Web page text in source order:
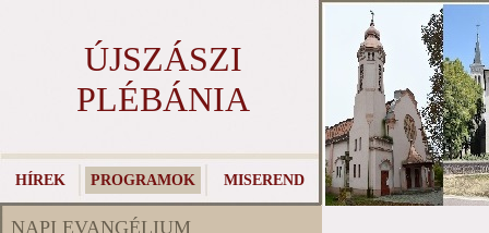
ÚJSZÁSZI
PLÉBÁNIA
HÍREK PROGRAMOK MISEREND
NAPI EVANGÉLIUM